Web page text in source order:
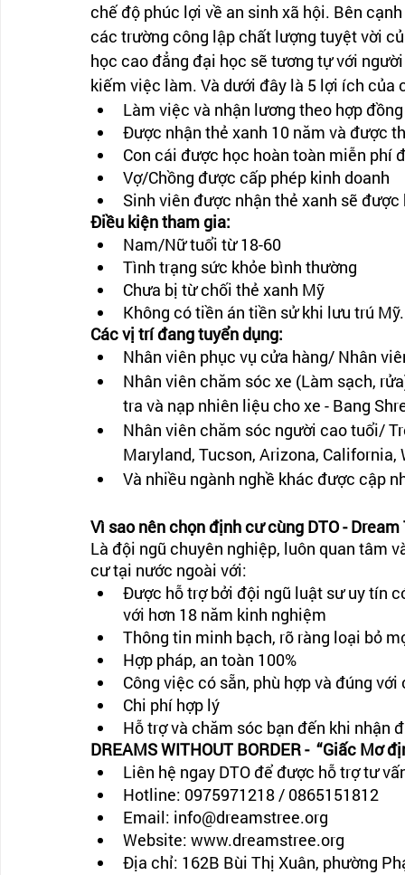
chế độ phúc lợi về an sinh xã hội. Bên
các trường công lập chất lượng tuyệt vời
học cao đẳng đại học sẽ tương tự với
kiếm việc làm. Và dưới đây là 5 lợi ích của
Làm việc và nhận lương theo hợp đồng
Được nhận thẻ xanh 10 năm và được
Con cái được học hoàn toàn miễn phí
Vợ/Chồng được cấp phép kinh doanh
Sinh viên được nhận thẻ xanh sẽ
Điều kiện tham gia:
Nam/Nữ tuổi từ 18-60
Tình trạng sức khỏe bình thường
Chưa bị từ chối thẻ xanh Mỹ
Không có tiền án tiền sử khi lưu trú
Các vị trí đang tuyển dụng:
Nhân viên phục vụ cửa hàng/ Nhân
Nhân viên chăm sóc xe (Làm sạch,
tra và nạp nhiên liệu cho xe - Bang
Nhân viên chăm sóc người cao tuổi/
Maryland, Tucson, Arizona, California,
Và nhiều ngành nghề khác được cập
Vì sao nên chọn định cư cùng DTO -
Là đội ngũ chuyên nghiệp, luôn quan tâm
cư tại nước ngoài với:
Được hỗ trợ bởi đội ngũ luật sư uy tín
với hơn 18 năm kinh nghiệm
Thông tin minh bạch, rõ ràng loại bỏ
Hợp pháp, an toàn 100%
Công việc có sẵn, phù hợp và đúng
Chi phí hợp lý
Hỗ trợ và chăm sóc bạn đến khi nhận
DREAMS WITHOUT BORDER -  “Giấc Mơ
Liên hệ ngay DTO để được hỗ trợ tư
Hotline: 0975971218 / 0865151812
Email: info@dreamstree.org
Website: www.dreamstree.org
Địa chỉ: 162B Bùi Thị Xuân, phường